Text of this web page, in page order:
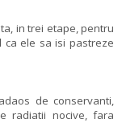
in trei etape, pentru
ele sa isi pastreze
de conservanti,
radiatii nocive, fara